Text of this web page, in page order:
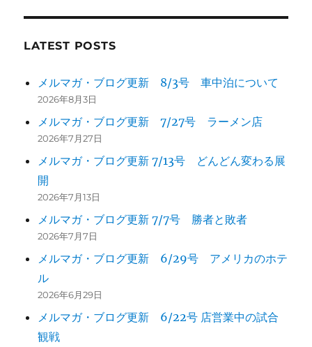
LATEST POSTS
メルマガ・ブログ更新 8/3号 車中泊について
2026年8月3日
メルマガ・ブログ更新 7/27号 ラーメン店
2026年7月27日
メルマガ・ブログ更新 7/13号 どんどん変わる展
開
2026年7月13日
メルマガ・ブログ更新 7/7号 勝者と敗者
2026年7月7日
メルマガ・ブログ更新 6/29号 アメリカのホテ
ル
2026年6月29日
メルマガ・ブログ更新 6/22号 店営業中の試合
観戦